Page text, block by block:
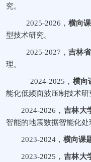
究。
2025-2026 ， 横向
型技术研究。
2025-2027 ， 吉林
理。
2024-2025 ， 横向
能化低频面波压制技术研
2024-2026 ， 吉林大
智能的地震数据智能化处
2023-2024 ， 横向课
2023-2025 ， 吉林大